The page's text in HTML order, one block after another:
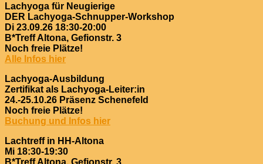
Lachyoga für Neugierige
DER Lachyoga-Schnupper-Workshop
Di 23.09.26 18:30-20:00
B*Treff Altona, Gefionstr. 3
Noch freie Plätze!
Alle Infos hier
Lachyoga-Ausbildung
Zertifikat als Lachyoga-Leiter:in
24.-25.10.26 Präsenz Schenefeld
Noch freie Plätze!
Buchung und Infos hier
Lachtreff in HH-Altona
Mi 18:30-19:30
B*Treff Altona, Gefionstr. 3